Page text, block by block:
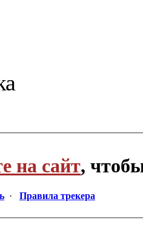
на сайт,
· Правила трекера